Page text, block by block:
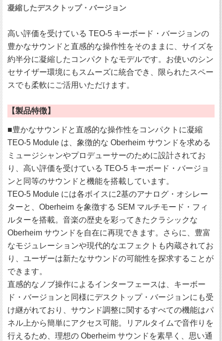
凝縮したデスクトップ・バージョン
高い評価を受けている TEO-5 キーボード・バージョンの
豊かなサウンドと直感的な操作性をそのままに、サイズを
約半分に凝縮したコンパクトなモデルです。お使いのシン
セサイザー環境にもスムーズに統合でき、限られたスペー
スでも柔軟にご活用いただけます。
【製品特徴】
■豊かなサウンドと直感的な操作性をコンパクトに凝縮
TEO-5 Module は、象徴的な Oberheim サウンドを求める
ミュージシャンやプロデューサーのために設計されてお
り、高い評価を受けている TEO-5 キーボード・バージョ
ンと同等のサウンドと機能を搭載しています。
TEO-5 Module には各ボイスに2基のアナログ・オシレー
ターと、Oberheim を象徴する SEM マルチモード・フィ
ルターを搭載。音楽の歴史を彩ってきたクラシックな
Oberheim サウンドを自在に再現できます。さらに、豊富
なモジュレーションや現代的なエフェクトも内蔵されてお
り、ユーザーは新たなサウンドの可能性を探求することが
できます。
直感的なノブ操作によるインターフェースは、キーボー
ド・バージョンと同様にデスクトップ・バージョンにも受
け継がれており、サウンド調整に関するすべての機能はパ
ネル上から簡単にアクセス可能。リアルタイムで音作りを
行えるため、理想の Oberheim サウンドを素早く、思い通